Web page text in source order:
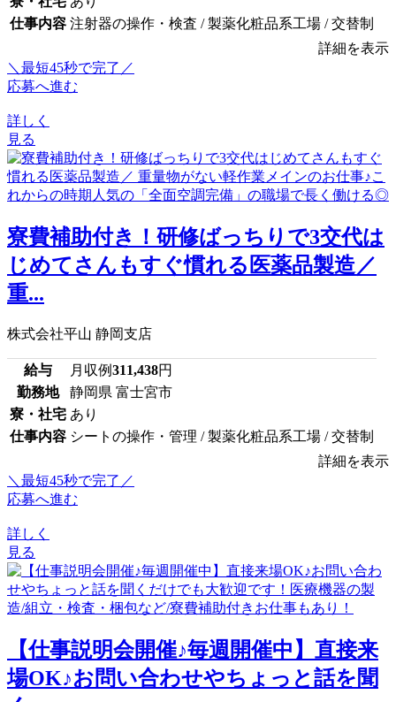
仕事内容 注射器の操作・検査 / 製薬化粧品系工場 / 交替制
詳細を表示
＼最短45秒で完了／
応募へ進む
詳しく
見る
寮費補助付き！研修ばっちりで3交代は
じめてさんもすぐ慣れる医薬品製造／
重...
株式会社平山 静岡支店
給与 月収例311,438円
勤務地
静岡県 富士宮市
寮・社宅 あり
仕事内容 シートの操作・管理 / 製薬化粧品系工場 / 交替制
詳細を表示
＼最短45秒で完了／
応募へ進む
詳しく
見る
【仕事説明会開催♪毎週開催中】直接来
場OK♪お問い合わせやちょっと話を聞